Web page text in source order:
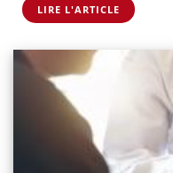
LIRE L'ARTICLE